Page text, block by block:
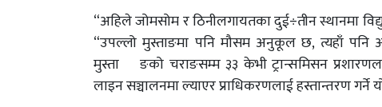
“अहिले जोमसोम र ठिनीलगायतका दुई÷तीन स्थानमा
“उपल्लो मुस्ताङमा पनि मौसम अनुकूल छ, त्यहाँ पनि
मुस्ता¬ङको चराङसम्म ३३ केभी ट्रान्समिसन
लाइन सञ्चालनमा ल्याएर प्राधिकरणलाई हस्तान्तरण गर्ने